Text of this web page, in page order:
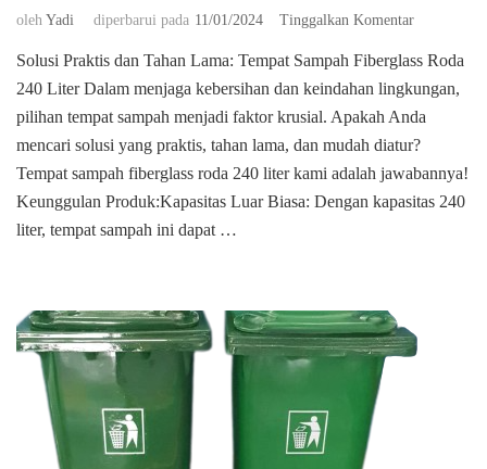
oleh Yadi diperbarui pada 11/01/2024 Tinggalkan Komentarpada
Tempat
Sampah
Fiberglass
240
Liter
Solusi Praktis dan Tahan Lama: Tempat Sampah Fiberglass Roda
240 Liter Dalam menjaga kebersihan dan keindahan lingkungan,
pilihan tempat sampah menjadi faktor krusial. Apakah Anda
mencari solusi yang praktis, tahan lama, dan mudah diatur?
Tempat sampah fiberglass roda 240 liter kami adalah jawabannya!
Keunggulan Produk:Kapasitas Luar Biasa: Dengan kapasitas 240
liter, tempat sampah ini dapat …